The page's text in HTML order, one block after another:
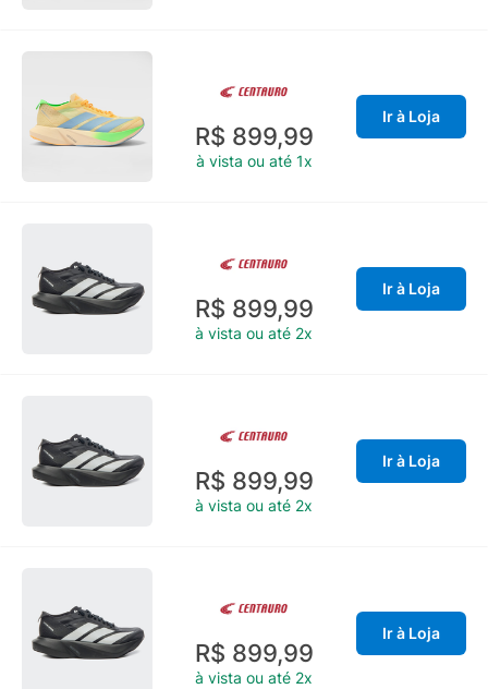
R$ 899,99
à vista ou até 1x
Ir à Loja
R$ 899,99
à vista ou até 2x
Ir à Loja
R$ 899,99
à vista ou até 2x
Ir à Loja
R$ 899,99
à vista ou até 2x
Ir à Loja